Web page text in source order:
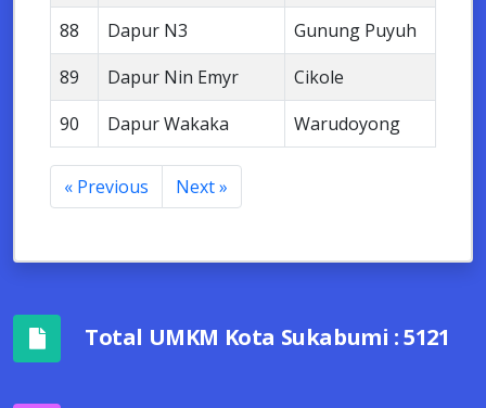
88
Dapur N3
Gunung Puyuh
89
Dapur Nin Emyr
Cikole
90
Dapur Wakaka Warudoyong
« Previous Next »
Total UMKM Kota Sukabumi : 5121